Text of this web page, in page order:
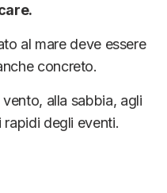
al mare deve essere
concreto.
alla sabbia, agli
degli eventi.